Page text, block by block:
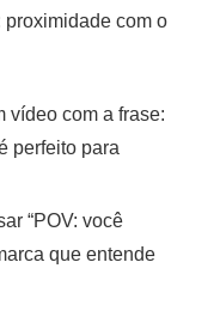
proximidade com o
vídeo com a frase:
perfeito para
“POV: você
que entende